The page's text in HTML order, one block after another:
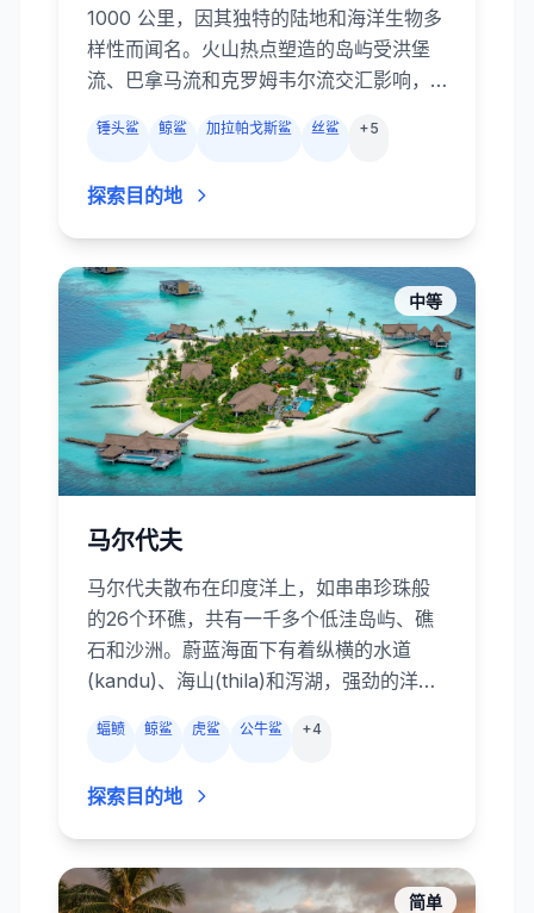
1000 公里，因其独特的陆地和海洋生物多
样性而闻名。火山热点塑造的岛屿受洪堡
流、巴拿马流和克罗姆韦尔流交汇影响，
宿向北驶往达尔文岛和沃尔夫岛，成群结
斯鲨在峭壁边巡游；其他潜点则有远洋蝠
鲼、鲸鲨、海豚、海鬣蜥、企鹅和活泼的
海狮。强劲的洋流、冷水上升流和涌浪使
潜水具有挑战性，但收获也极为丰厚。上
岸后还可以探索熔岩地貌、巨龟保护区和
蓝脚鲣鸟栖地。
锤头鲨 鲸鲨 加拉帕戈斯鲨 丝鲨 +5
探索目的地
中等
马尔代夫
马尔代夫散布在印度洋上，如串串珍珠般
的26个环礁，共有一千多个低洼岛屿、礁
石和沙洲。蔚蓝海面下有着纵横的水道
(kandu)、海山(thila)和泻湖，强劲的洋流
营养。蝠鲼、鲸鲨、礁鲨、杰克风暴、海
潜水中心会探索中部环礁的 Okobe
Thila、Kandooma Thila 等暗礁，芭环礁
和亚里环礁的蝠鲼清洁站，以及深南部富
瓦穆拉环礁的鲨鱼通道。潜水形式从平缓
蝠鲼 鲸鲨 虎鲨 公牛鲨 +4
探索目的地
简单